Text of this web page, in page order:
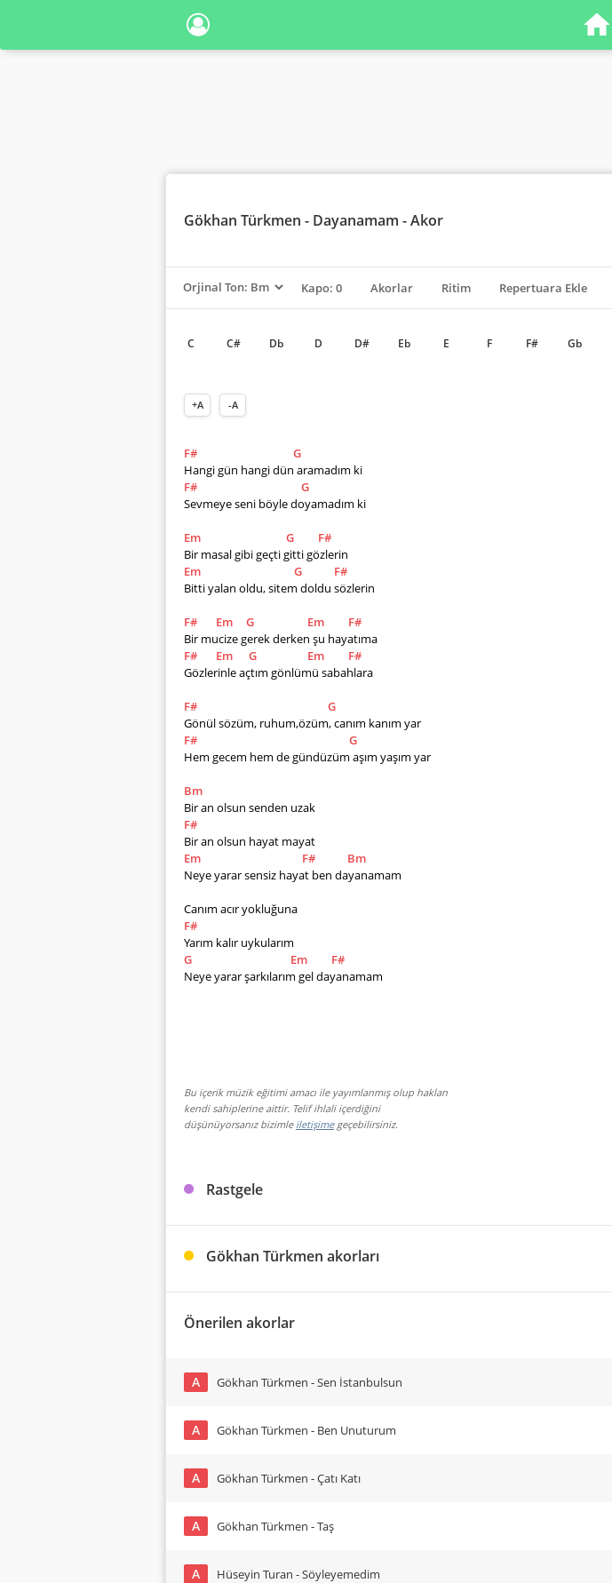
Gökhan Türkmen - Dayanamam - Akor
Kapo: 0 Akorlar Ritim Repertuara Ekle
C C# Db D D# Eb E F F# Gb
+A -A
F#
G
Hangi gün hangi dün aramadım ki
F#
G
Sevmeye seni böyle doyamadım ki
Em G
F#
Bir masal gibi geçti gitti gözlerin
Em
G
F#
Bitti yalan oldu, sitem doldu sözlerin
F# Em G Em
F#
Bir mucize gerek derken şu hayatıma
F#
Em G Em
F#
Gözlerinle açtım gönlümü sabahlara
F#
G
Gönül sözüm, ruhum,özüm, canım kanım yar
F#
G
Hem gecem hem de gündüzüm aşım yaşım yar
Bm
Bir an olsun senden uzak
F#
Bir an olsun hayat mayat
Em
F#
Bm
Neye yarar sensiz hayat ben dayanamam
Canım acır yokluğuna
F#
Yarım kalır uykularım
G
Em
F#
Neye yarar şarkılarım gel dayanamam
Bu içerik müzik eğitimi amacı ile yayımlanmış olup hakları
kendi sahiplerine aittir. Telif ihlali içerdiğini
düşünüyorsanız bizimle iletişimegeçebilirsiniz.
Rastgele
Gökhan Türkmen akorları
Önerilen akorlar
A Gökhan Türkmen - Sen İstanbulsun
A Gökhan Türkmen - Ben Unuturum
A Gökhan Türkmen - Çatı Katı
A Gökhan Türkmen - Taş
A Hüseyin Turan - Söyleyemedim